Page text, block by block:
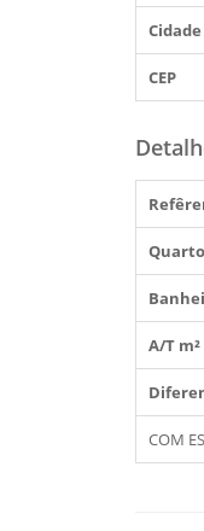
Cidade
CEP
A/T m²
COM